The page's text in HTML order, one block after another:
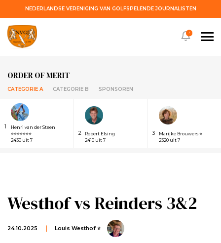
NEDERLANDSE VERENIGING VAN GOLFSPELENDE JOURNALISTEN
ORDER OF MERIT
CATEGORIE A CATEGORIE B SPONSOREN
1
Henri van der Steen
⭐⭐⭐⭐⭐⭐⭐
2430 uit 7
2
Robert Elsing
2410 uit 7
3
Marijke Brouwers ⭐
2320 uit 7
!
Westhof vs Reinders 3&2
24.10.2025 Louis Westhof ⭐